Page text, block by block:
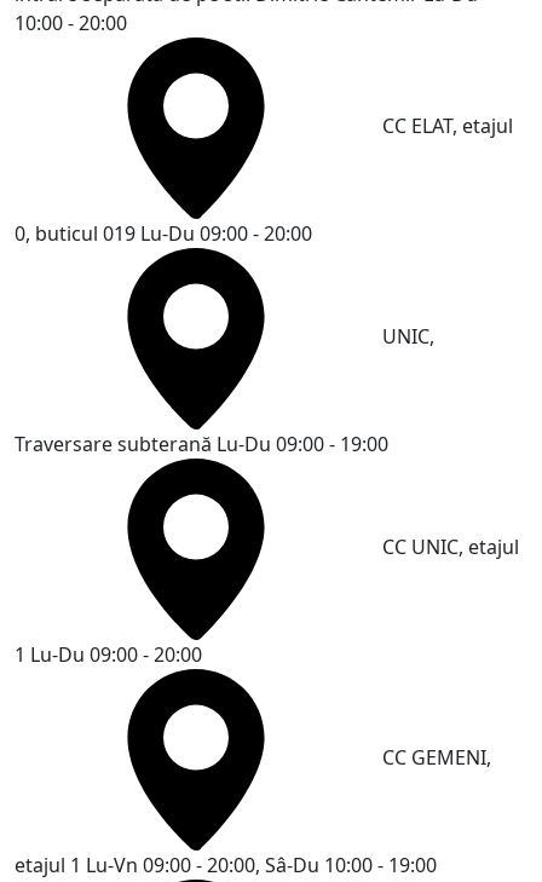
10:00 - 20:00
CC ELAT, etajul
0, buticul 019 Lu-Du 09:00 - 20:00
UNIC,
Traversare subterană Lu-Du 09:00 - 19:00
CC UNIC, etajul
1 Lu-Du 09:00 - 20:00
CC GEMENI,
etajul 1 Lu-Vn 09:00 - 20:00, Sâ-Du 10:00 - 19:00